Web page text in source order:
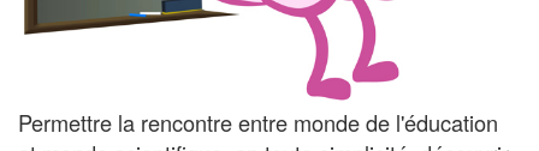
Permettre la rencontre entre monde de l'éducation